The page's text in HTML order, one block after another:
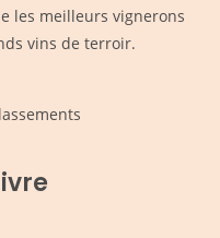
les meilleurs vignerons
vins de terroir.